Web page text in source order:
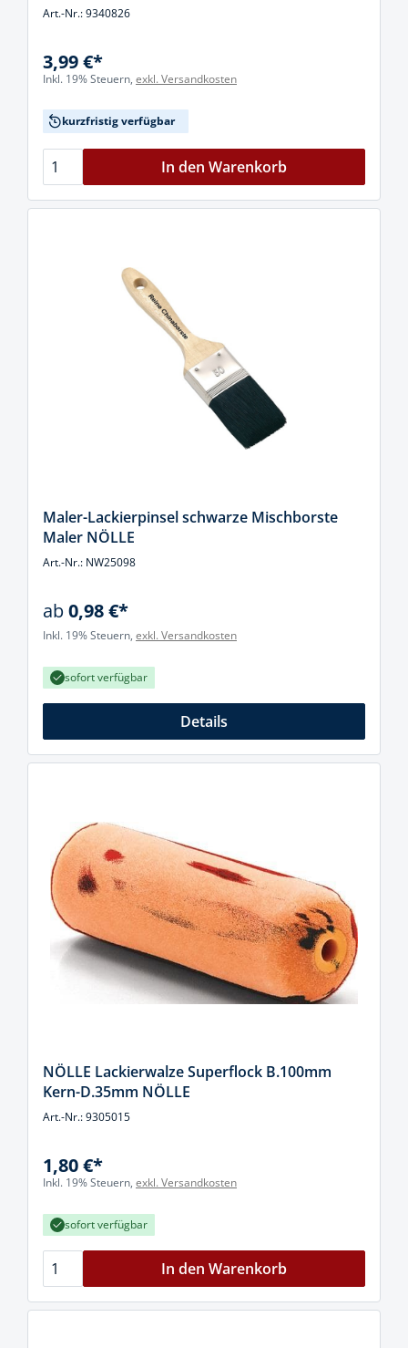
Art.-Nr.: 9340826
3,99 €*
Inkl. 19% Steuern, exkl. Versandkosten
kurzfristig verfügbar
In den Warenkorb
Maler-Lackierpinsel schwarze Mischborste
Maler NÖLLE
Art.-Nr.: NW25098
ab0,98 €*
Inkl. 19% Steuern, exkl. Versandkosten
sofort verfügbar
Details
NÖLLE Lackierwalze Superflock B.100mm
Kern-D.35mm NÖLLE
Art.-Nr.: 9305015
1,80 €*
Inkl. 19% Steuern, exkl. Versandkosten
sofort verfügbar
In den Warenkorb